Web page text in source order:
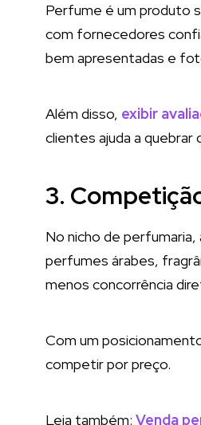
Perfume é um produto
com fornecedores
bem apresentadas e
Além disso, exibir
clientes ajuda a quebrar
3.
No nicho de
perfumes árabes,
menos concorrência
Com um
competir por preço.
Leia também: Venda